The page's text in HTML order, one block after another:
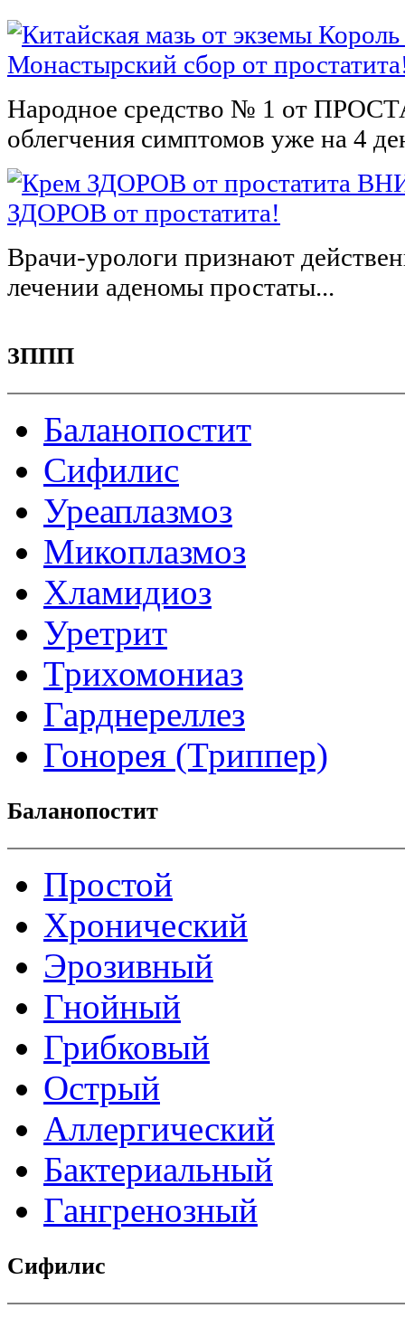
Монастырский сбор от
Народное средство № 1 от
облегчения симптомов уже на 4
ЗДОРОВ от простатита!
Врачи-урологи признают
лечении аденомы простаты...
ЗППП
Баланопостит
Сифилис
Уреаплазмоз
Микоплазмоз
Хламидиоз
Уретрит
Трихомониаз
Гарднереллез
Гонорея (Триппер)
Баланопостит
Простой
Хронический
Эрозивный
Гнойный
Грибковый
Острый
Аллергический
Бактериальный
Гангренозный
Сифилис